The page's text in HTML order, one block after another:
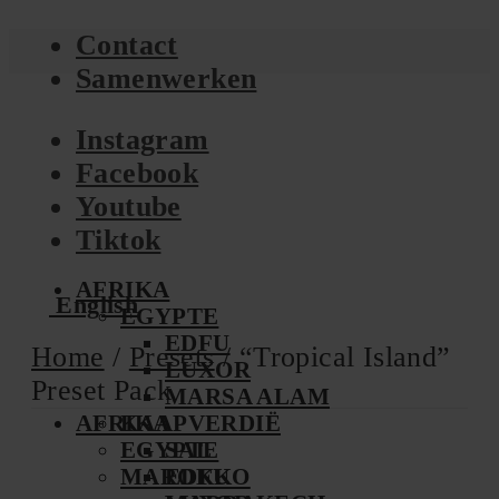
Contact
Samenwerken
Instagram
Facebook
Youtube
Tiktok
English
AFRIKA
EGYPTE
EDFU
LUXOR
MARSA ALAM
KAAPVERDIË
SAL
MAROKKO
AFRIKA
EGYPTE
EDFU
Home / Presets/ “Tropical Island”
Preset Pack